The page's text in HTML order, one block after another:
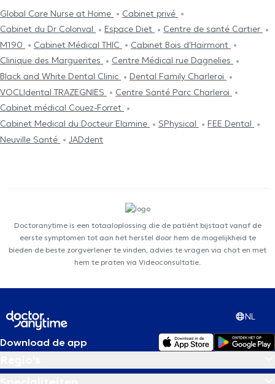
Global Care Nurse at Home
Cabinet privé
Cabinet du Dr Colonval
Espace Diet
Centre de santé Cartier
M190
Cabinet Médical THIC
Cabinet Bois d'Hairmont
Clinique des Marguerites
Centre Médical rue Dagnelies
Black and White Dental Clinic
Dental Family Charleroi
VOCLIdental TRAZEGNIES
Centre Santé Parc Charleroi
Cabinet médical Couez-Forret
Cabinet Medical du Docteur Elamine
SPhysical
FEE Dental
Neuville Santé
JADdent
Doctoranytime is een totaaloplossing die de patiënt bijstaat vanaf de
eerste symptomen tot aan het herstel door hem de mogelijkheid te
bieden de beste zorgverlener te vinden, advies te vragen via chat en met
hem te praten via Videoconsultatie.
NL
Download de app